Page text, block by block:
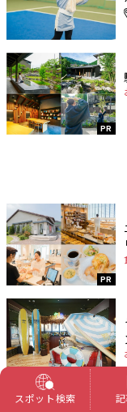
PR
PR
スポット検索